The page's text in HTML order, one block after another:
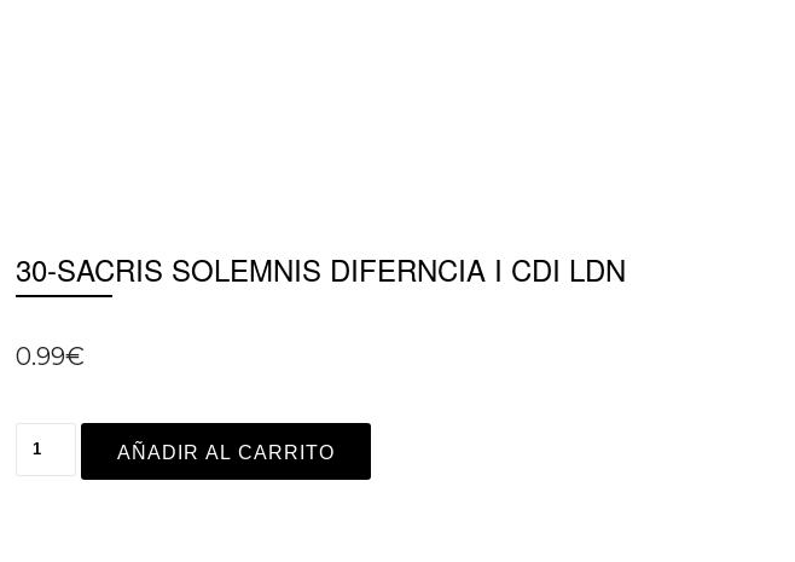
30-SACRIS SOLEMNIS DIFERNCIA I CDI LDN
0.99€
AÑADIR AL CARRITO